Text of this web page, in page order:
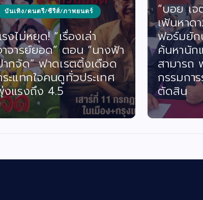
บันเทิง/ดนตรี/ซีรีส์/ภาพยนตร์
งไม่หยุด! “เรื่องเล่า
จารย์ยอด” ตอน “นางฟ้า
กจัด” ฟาดเรตติ้งเดือด
ะแทกใจคนดูทั่วประเทศ
แรงถึง 4.5
“บอย เ
เฟ้นหาด
ฟอร์มยัก
ค้นหานัก
สามารถ
กรรมกา
ตัดสิน